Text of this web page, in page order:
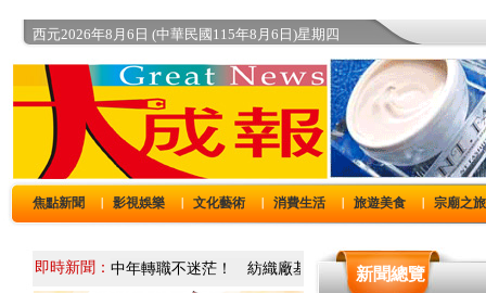
西元2026年8月6日 (中華民國115年8月6日)星期四
焦點新聞 影視娛樂 文化藝術 消費生活 旅遊美食 宗廟之旅
即時新聞： 新聞總覽